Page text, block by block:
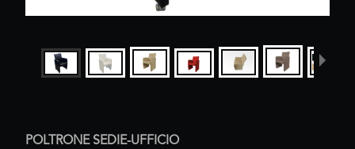
POLTRONE SEDIE-UFFICIO